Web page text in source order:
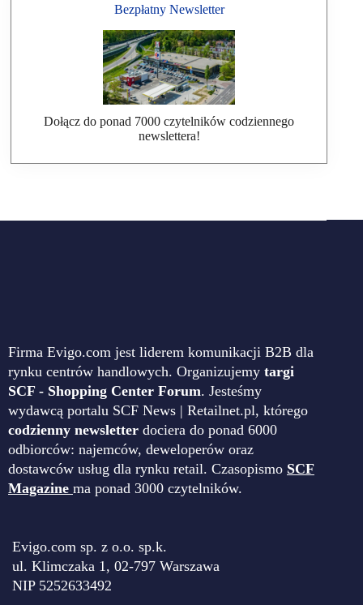
Bezpłatny Newsletter
Dołącz do ponad 7000 czytelników codziennego
newslettera!
Firma Evigo.com jest liderem komunikacji B2B dla
rynku centrów handlowych. Organizujemy targi
SCF - Shopping Center Forum. Jesteśmy
wydawcą portalu SCF News | Retailnet.pl, którego
codzienny newsletter dociera do ponad 6000
odbiorców: najemców, deweloperów oraz
dostawców usług dla rynku retail. Czasopismo SCF
Magazine ma ponad 3000 czytelników.
Evigo.com sp. z o.o. sp.k.
ul. Klimczaka 1, 02-797 Warszawa
NIP 5252633492